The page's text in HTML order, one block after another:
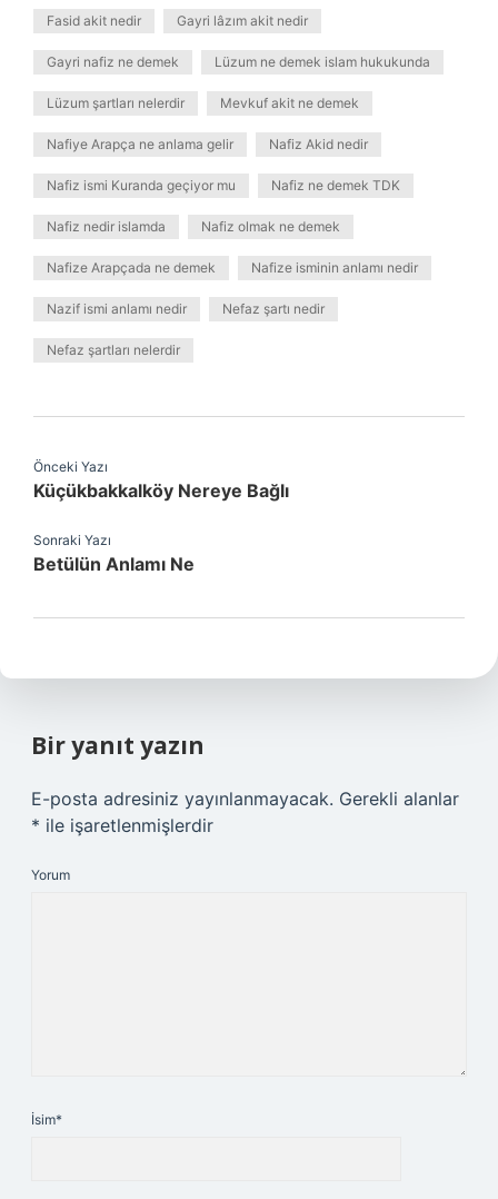
Fasid akit nedir Gayri lâzım akit nedir
Gayri nafiz ne demek Lüzum ne demek islam hukukunda
Lüzum şartları nelerdir Mevkuf akit ne demek
Nafiye Arapça ne anlama gelir Nafiz Akid nedir
Nafiz ismi Kuranda geçiyor mu Nafiz ne demek TDK
Nafiz nedir islamda Nafiz olmak ne demek
Nafize Arapçada ne demek Nafize isminin anlamı nedir
Nazif ismi anlamı nedir Nefaz şartı nedir
Nefaz şartları nelerdir
Önceki Yazı
Küçükbakkalköy Nereye Bağlı
Sonraki Yazı
Betülün Anlamı Ne
Bir yanıt yazın
E-posta adresiniz yayınlanmayacak. Gerekli alanlar
* ile işaretlenmişlerdir
Yorum
İsim*